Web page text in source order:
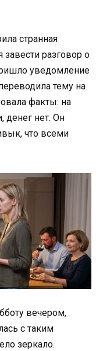
странная
разговор о
уведомление
тему на
факты: на
денег нет. Он
что всеми
вечером,
с таким
зеркало.